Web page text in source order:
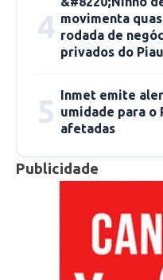
município,
orientações dos
Apesar da
continua atuando
ser solicitada
número 153 ou
à sede da
Álvaro Mendes, nº
Da Redação
4 movimenta
rodada de
privados do
5 Inmet emite
umidade para o
afetadas
Publicidade